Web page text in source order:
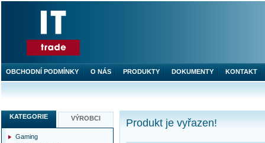
Produkt je vyřazen!
KATEGORIE VÝROBCI
Gaming
OBCHODNÍ PODMÍNKY O NÁS PRODUKTY DOKUMENTY KONTAKT